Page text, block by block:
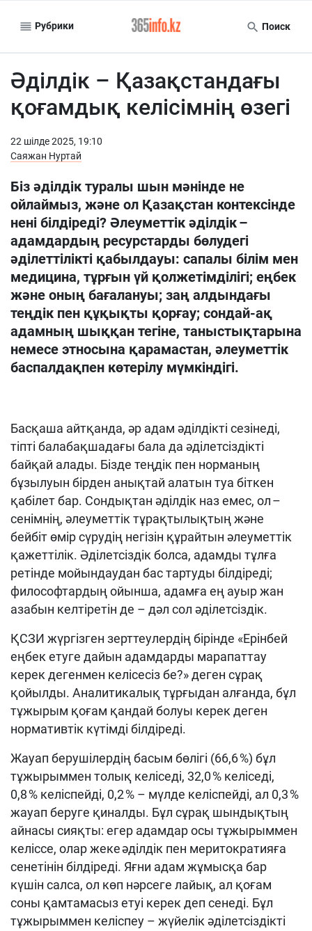
Рубрики Поиск
Әділдік – Қазақстандағы
қоғамдық келісімнің өзегі
22 шiлде 2025, 19:10
Саяжан Нуртай
Біз әділдік туралы шын мәнінде не
ойлаймыз, және ол Қазақстан контексінде
нені білдіреді? Әлеуметтік әділдік –
адамдардың ресурстарды бөлудегі
әділеттілікті қабылдауы: сапалы білім мен
медицина, тұрғын үй қолжетімділігі; еңбек
және оның бағалануы; заң алдындағы
теңдік пен құқықты қорғау; сондай-ақ
адамның шыққан тегіне, таныстықтарына
немесе этносына қарамастан, әлеуметтік
баспалдақпен көтерілу мүмкіндігі.
Басқаша айтқанда, әр адам әділдікті сезінеді,
тіпті балабақшадағы бала да әділетсіздікті
байқай алады. Бізде теңдік пен норманың
бұзылуын бірден анықтай алатын туа біткен
қабілет бар. Сондықтан әділдік наз емес, ол –
сенімнің, әлеуметтік тұрақтылықтың және
бейбіт өмір сүрудің негізін құрайтын әлеуметтік
қажеттілік. Әділетсіздік болса, адамды тұлға
ретінде мойындаудан бас тартуды білдіреді;
философтардың ойынша, адамға ең ауыр жан
азабын келтіретін де – дәл сол әділетсіздік.
ҚСЗИ жүргізген зерттеулердің бірінде «Ерінбей
еңбек етуге дайын адамдарды марапаттау
керек дегенмен келісесіз бе?» деген сұрақ
қойылды. Аналитикалық тұрғыдан алғанда, бұл
тұжырым қоғам қандай болуы керек деген
нормативтік күтімді білдіреді.
Жауап берушілердің басым бөлігі (66,6 %) бұл
тұжырыммен толық келіседі, 32,0 % келіседі,
0,8 % келіспейді, 0,2 % – мүлде келіспейді, ал 0,3 %
жауап беруге қиналды. Бұл сұрақ шындықтың
айнасы сияқты: егер адамдар осы тұжырыммен
келіссе, олар жеке әділдік пен меритократияға
сенетінін білдіреді. Яғни адам жұмысқа бар
күшін салса, ол көп нәрсеге лайық, ал қоғам
соны қамтамасыз етуі керек деп сенеді. Бұл
тұжырыммен келіспеу – жүйелік әділетсіздікті